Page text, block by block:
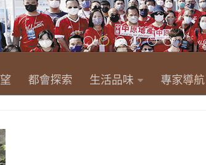
都會探索 生活品味 專家導航